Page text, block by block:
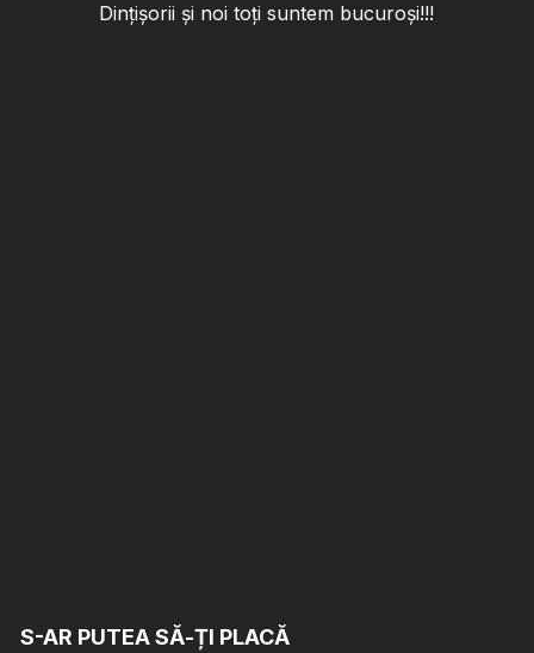
Dințișorii și noi toți suntem bucuroși!!!
S-AR PUTEA SĂ-ȚI PLACĂ